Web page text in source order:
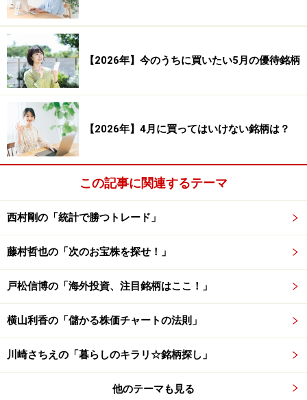
は上昇しますので、売りがずっと続くわけではなく、い
ずれは買いに転換します。その判断を、一つの株価チャ
ートだけで下すことは難しいですから、他のチャートと
組み合わせて、足元のトレンドを常に確認していくこと
が、株式投資で儲けるためには必要になってきます。
まずは日頃から複数の株価チャートを確認する習慣をつ
けていくことが大切になるでしょう。
※投資の判断につきましては、ご自身の責任でお願いし
◎テクニカル分析でのスイングトレードがメインです。
※記事内容は執筆時点のものです。最新の内容をご確認くださ
い。
【2026年】今のうちに買いたい5月の優待銘柄
【2026年】4月に買ってはいけない銘柄は？
この記事に関連するテーマ
西村剛の「統計で勝つトレード」
藤村哲也の「次のお宝株を探せ！」
戸松信博の「海外投資、注目銘柄はここ！」
横山利香の「儲かる株価チャートの法則」
川崎さちえの「暮らしのキラリ☆銘柄探し」
他のテーマも見る